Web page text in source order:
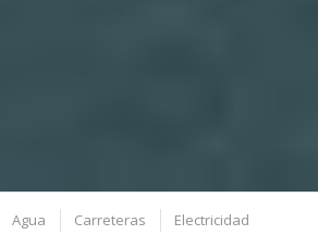
Agua Carreteras Electricidad